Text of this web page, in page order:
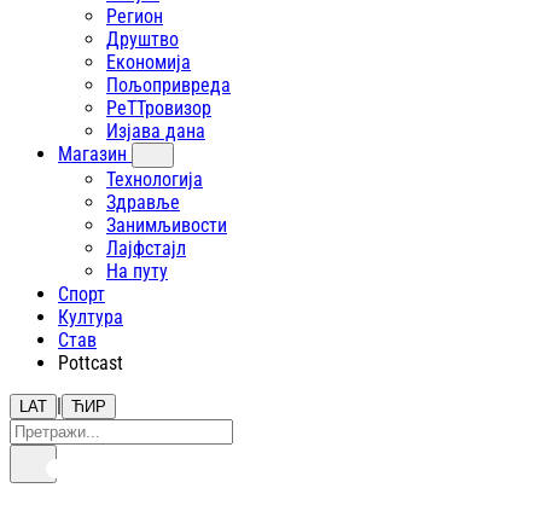
Регион
Друштво
Економија
Пољопривреда
РеТТровизор
Изјава дана
Магазин
Технологија
Здравље
Занимљивости
Лајфстajл
На путу
Спорт
Култура
Став
Pottcast
LAT | ЋИР